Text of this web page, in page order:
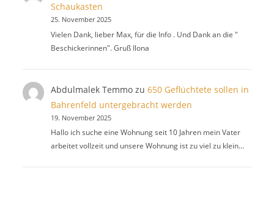
Schaukasten
25. November 2025
Vielen Dank, lieber Max, für die Info . Und Dank an die "
Beschickerinnen". Gruß Ilona
Abdulmalek Temmozu 650 Geflüchtete sollen in
Bahrenfeld untergebracht werden
19. November 2025
Hallo ich suche eine Wohnung seit 10 Jahren mein Vater
arbeitet vollzeit und unsere Wohnung ist zu viel zu klein…